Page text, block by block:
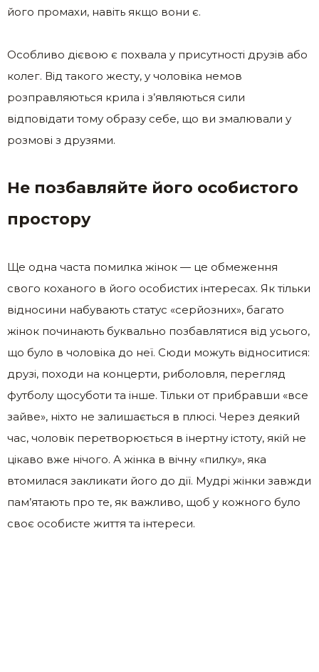
його промахи, навіть якщо вони є.
Особливо дієвою є похвала у присутності друзів або
колег. Від такого жесту, у чоловіка немов
розправляються крила і з’являються сили
відповідати тому образу себе, що ви змалювали у
розмові з друзями.
Не позбавляйте його особистого
простору
Ще одна часта помилка жінок — це обмеження
свого коханого в його особистих інтересах. Як тільки
відносини набувають статус «серйозних», багато
жінок починають буквально позбавлятися від усього,
що було в чоловіка до неї. Сюди можуть відноситися:
друзі, походи на концерти, риболовля, перегляд
футболу щосуботи та інше. Тільки от прибравши «все
зайве», ніхто не залишається в плюсі. Через деякий
час, чоловік перетворюється в інертну істоту, якій не
цікаво вже нічого. А жінка в вічну «пилку», яка
втомилася закликати його до дії. Мудрі жінки завжди
пам’ятають про те, як важливо, щоб у кожного було
своє особисте життя та інтереси.